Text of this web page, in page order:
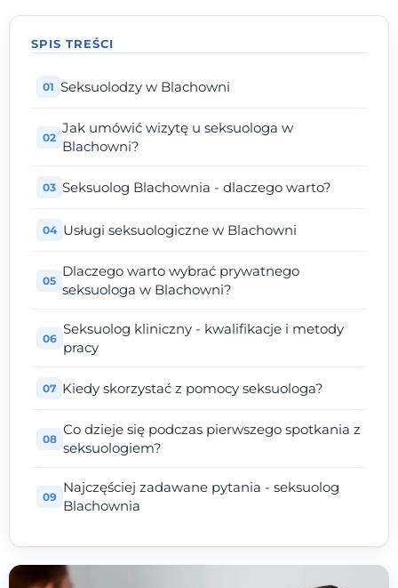
SPIS TREŚCI
Seksuolodzy w Blachowni
Jak umówić wizytę u seksuologa w
Blachowni?
Seksuolog Blachownia - dlaczego warto?
Usługi seksuologiczne w Blachowni
Dlaczego warto wybrać prywatnego
seksuologa w Blachowni?
Seksuolog kliniczny - kwalifikacje i metody
pracy
Kiedy skorzystać z pomocy seksuologa?
Co dzieje się podczas pierwszego spotkania z
seksuologiem?
Najczęściej zadawane pytania - seksuolog
Blachownia